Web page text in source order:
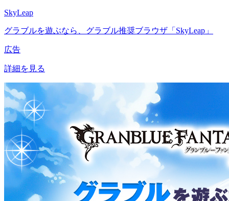
SkyLeap
グラブルを遊ぶなら、グラブル推奨ブラウザ「SkyLeap」
広告
詳細を見る